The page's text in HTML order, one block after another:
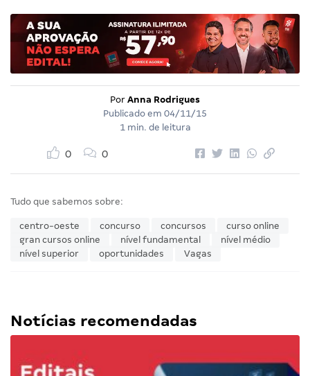
Por Anna Rodrigues
Publicado em 04/11/15
1 min. de leitura
0 0
Tudo que sabemos sobre:
centro-oeste concurso concursos
curso online
gran cursos online
nível fundamental
nível médio
nível superior
oportunidades Vagas
Notícias recomendadas